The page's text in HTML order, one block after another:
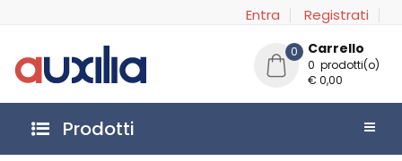
Entra Registrati
0 Carrello
0 prodotti(o)
€ 0,00
Prodotti